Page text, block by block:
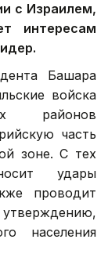
с Израилем,
интересам
Башара
войска
районов
часть
зоне. С тех
удары
проводит
населения